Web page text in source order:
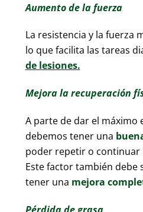
Aumento de la fuerza
La resistencia y la fuerza
lo que facilita las tareas
de lesiones.
Mejora la recuperación
A parte de dar el máximo
debemos tener una
poder repetir o continuar
Este factor también debe
tener una mejora